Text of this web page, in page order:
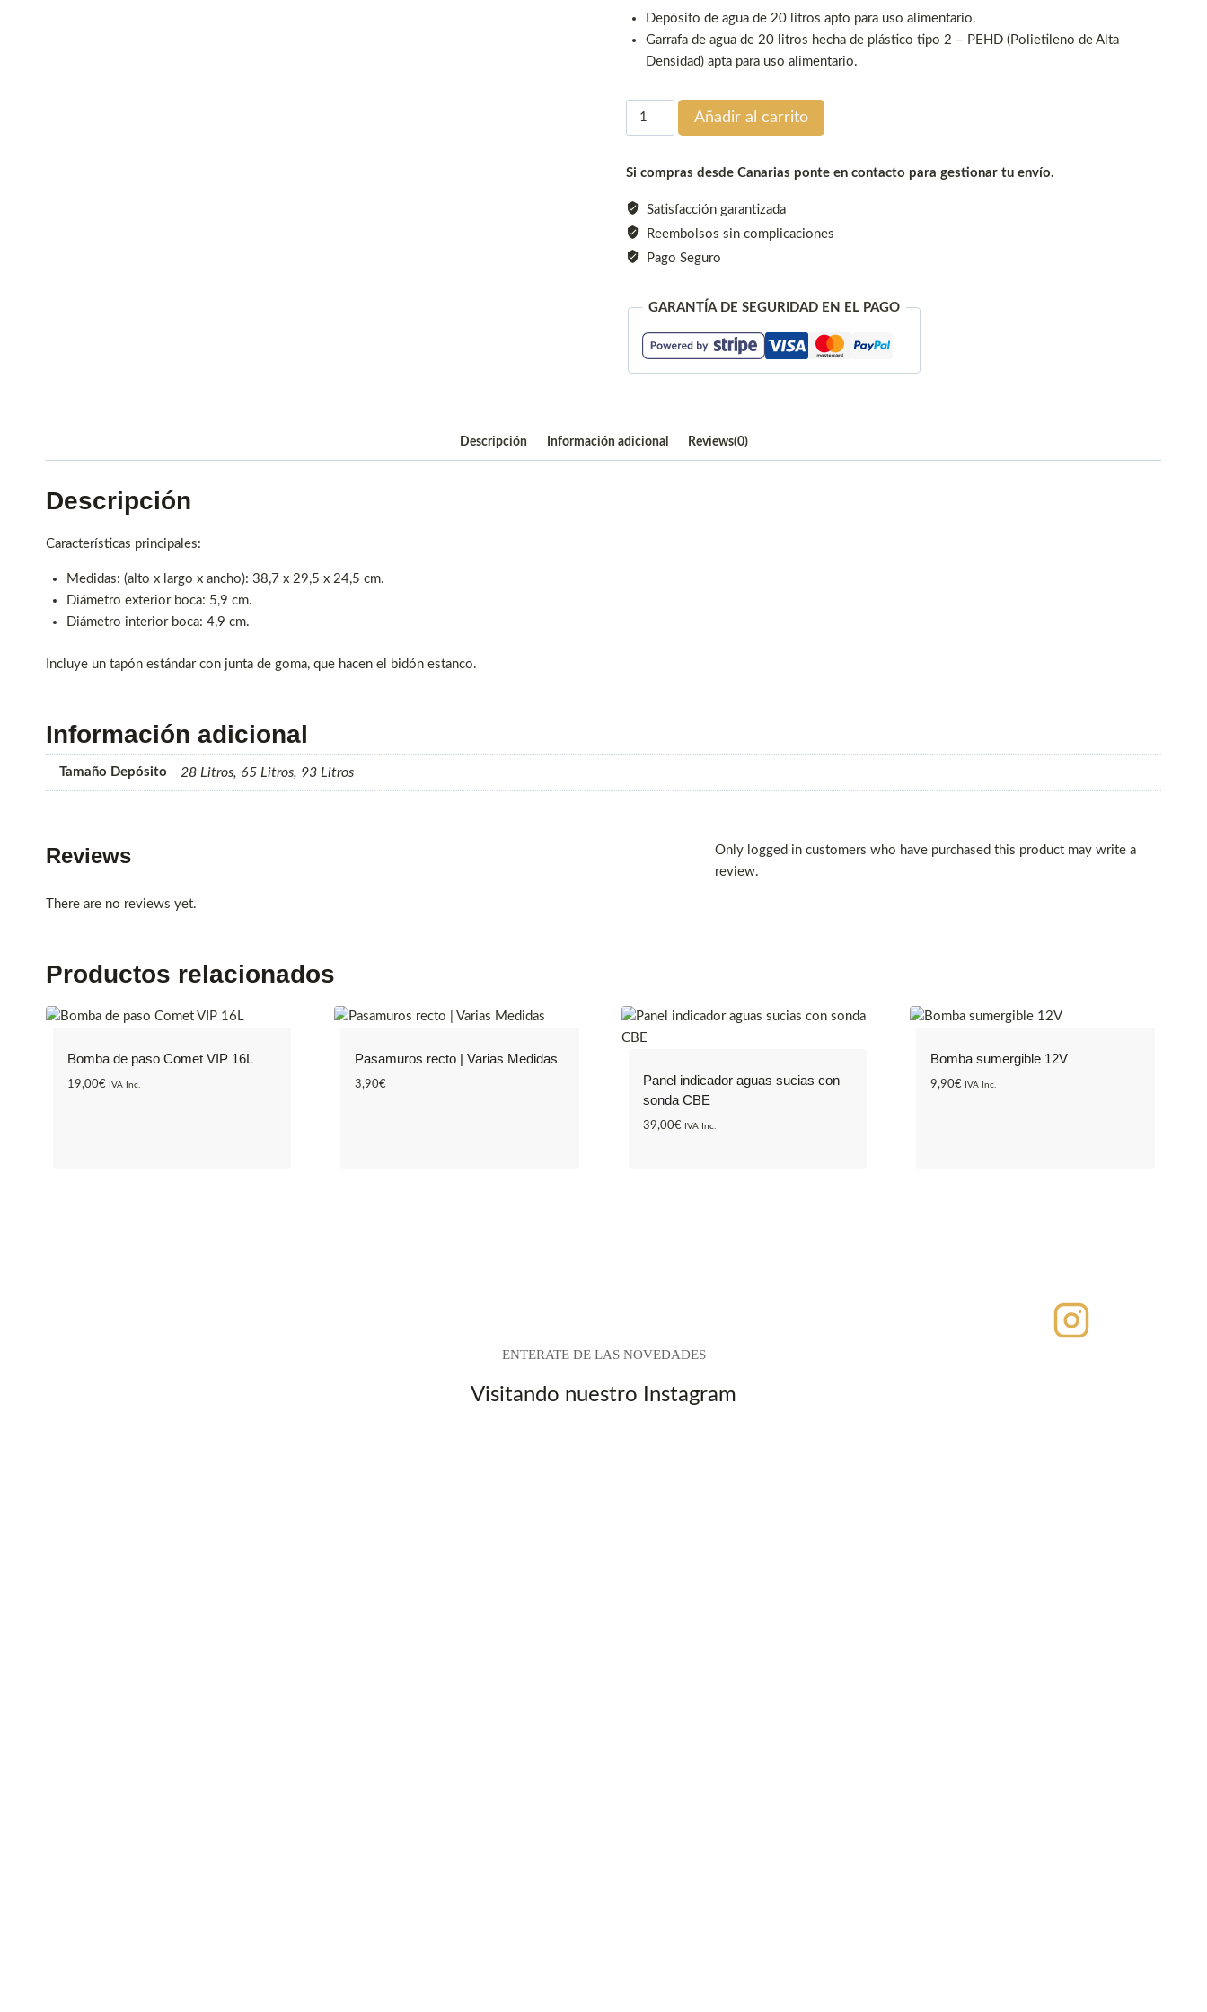
Depósito de agua de 20 litros apto para uso alimentario.
Garrafa de agua de 20 litros hecha de plástico tipo 2 – PEHD (Polietileno de Alta
Densidad) apta para uso alimentario.
Garrafa
Litros
uso
alimentario
cantidad
Añadir al carrito
Si compras desde Canarias ponte en contacto para gestionar tu envío.
Satisfacción garantizada
Reembolsos sin complicaciones
Pago Seguro
GARANTÍA DE SEGURIDAD EN EL PAGO
Descripción Información adicional Reviews(0)
Descripción
Características principales:
Medidas: (alto x largo x ancho): 38,7 x 29,5 x 24,5 cm.
Diámetro exterior boca: 5,9 cm.
Diámetro interior boca: 4,9 cm.
Incluye un tapón estándar con junta de goma, que hacen el bidón estanco.
Información adicional
Tamaño Depósito 28 Litros, 65 Litros, 93 Litros
Reviews
There are no reviews yet.
Only logged in customers who have purchased this product may write a
review.
Productos relacionados
Bomba de paso Comet VIP 16L
19,00€ IVA Inc.
Pasamuros recto | Varias Medidas
3,90€
Panel indicador aguas sucias con
sonda CBE
39,00€ IVA Inc.
Bomba sumergible 12V
9,90€ IVA Inc.
ENTERATE DE LAS NOVEDADES
Visitando nuestro Instagram